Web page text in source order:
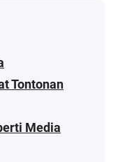
Tontonan
Media